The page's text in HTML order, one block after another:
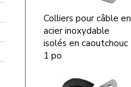
Colliers pour câble en
acier inoxydable
isolés en caoutchouc
1 po